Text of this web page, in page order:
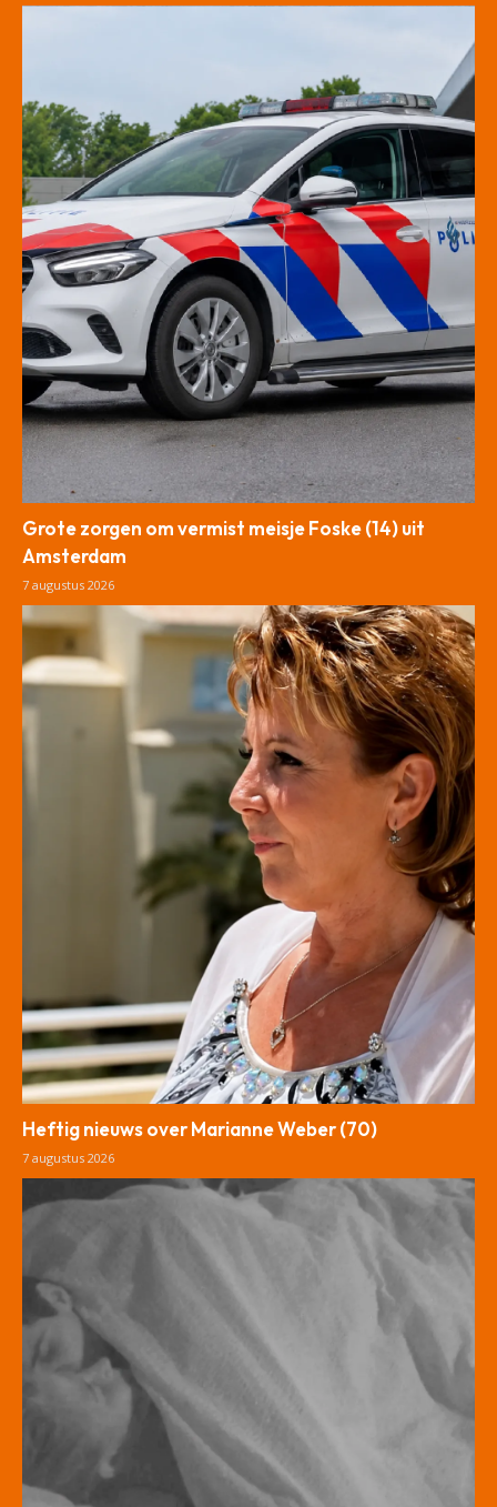
Grote zorgen om vermist meisje Foske (14) uit
Amsterdam
7 augustus 2026
Heftig nieuws over Marianne Weber (70)
7 augustus 2026